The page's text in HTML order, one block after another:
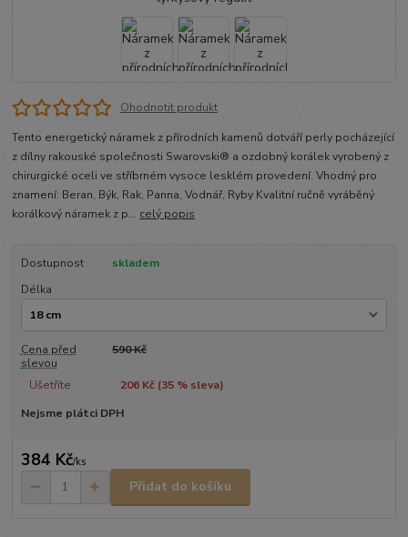
Ohodnotit produkt
Tento energetický náramek z přírodních kamenů dotváří perly pocházející
z dílny rakouské společnosti Swarovski® a ozdobný korálek vyrobený z
chirurgické oceli ve stříbrném vysoce lesklém provedení. Vhodný pro
znamení: Beran, Býk, Rak, Panna, Vodnář, Ryby Kvalitní ručně vyráběný
korálkový náramek z p... celý popis
Dostupnost
skladem
Délka
Cena před
slevou
590 Kč
Ušetříte 206 Kč (35% sleva)
Nejsme plátci DPH
384 Kč/ks
Přidat do košíku